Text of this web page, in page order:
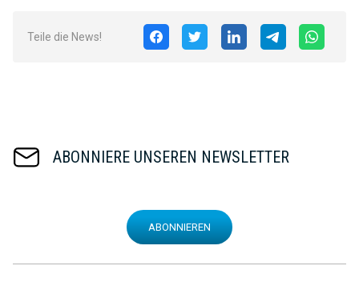
Teile die News!
ABONNIERE UNSEREN NEWSLETTER
ABONNIEREN